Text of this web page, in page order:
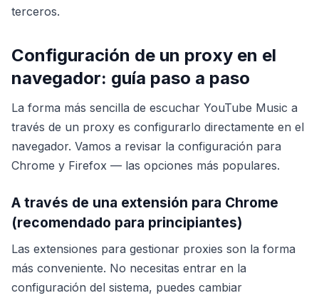
terceros.
Configuración de un proxy en el
navegador: guía paso a paso
La forma más sencilla de escuchar YouTube Music a
través de un proxy es configurarlo directamente en el
navegador. Vamos a revisar la configuración para
Chrome y Firefox — las opciones más populares.
A través de una extensión para Chrome
(recomendado para principiantes)
Las extensiones para gestionar proxies son la forma
más conveniente. No necesitas entrar en la
configuración del sistema, puedes cambiar